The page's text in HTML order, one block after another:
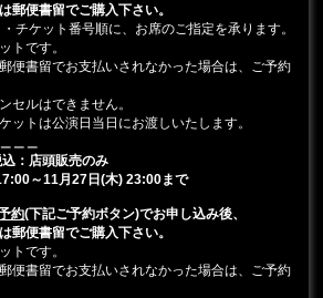
郵便書留でご購入下さい。
チケット番号順に、お席のご指定を承ります。
トです。
便書留でお支払いされなかった場合は、ご予約
セルはできません。
ットは公演日当日にお渡しいたします。
：店頭販売のみ
～11月27日(木) 23:00まで
約(下記ご予約ボタン)でお申し込み後、
郵便書留でご購入下さい。
トです。
便書留でお支払いされなかった場合は、ご予約